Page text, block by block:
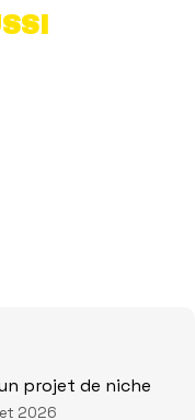
projet de niche
2026